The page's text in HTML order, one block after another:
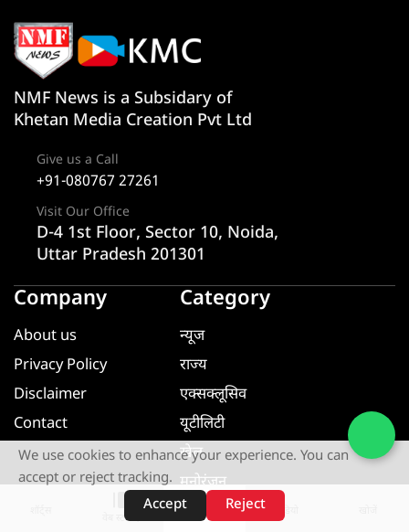
वेब स्टोरीज़
NMF News is a Subsidary of
Khetan Media Creation Pvt Ltd
Give us a Call
+91-080767 27261
Visit Our Office
D-4 1st Floor, Sector 10, Noida,
Uttar Pradesh 201301
Company
About us
Privacy Policy
Disclaimer
Contact
Category
न्यूज
राज्य
एक्सक्लूसिव
यूटीलिटी
खेल
मनोरंजन
धर्म ज्ञान
We use cookies to enhance your experience. You can
accept or reject tracking.
Accept
Reject